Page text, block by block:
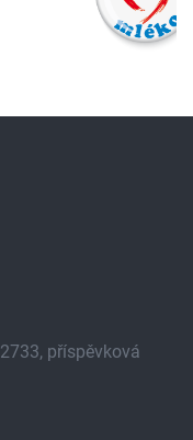
příspěvková